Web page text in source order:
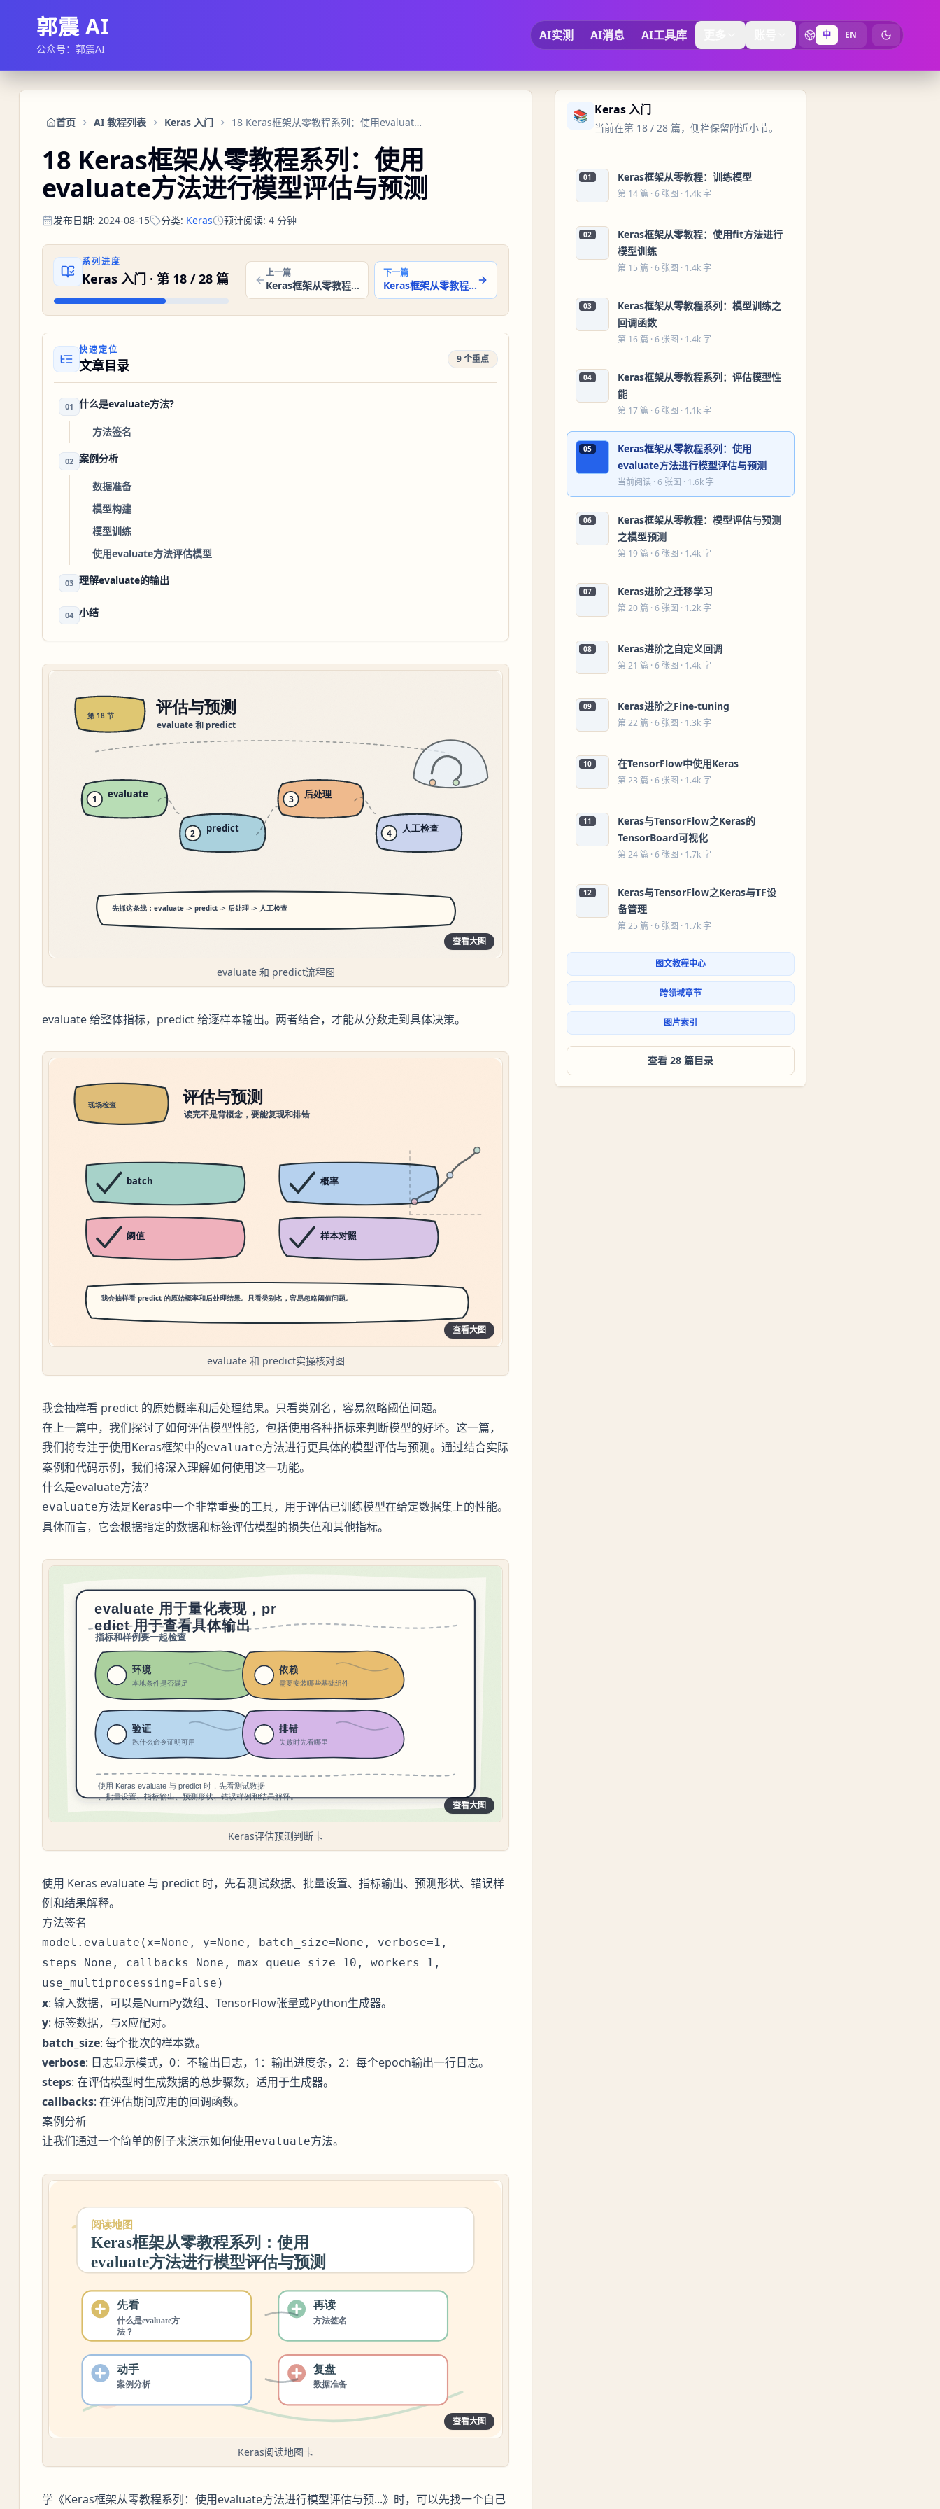
郭震 AI
公众号：郭震AI
AI实测 AI消息 AI工具库 中 EN 切换为暗黑
首页 AI 教程列表 Keras 入门 18 Keras框架从零教程系列：使用evaluate方法进行模型评估与预测
18 Keras框架从零教程系列：使用
evaluate方法进行模型评估与预测
发布日期: 2024-08-15 分类: Keras 预计阅读: 4 分钟
系列进度
Keras 入门 · 第 18/28篇 上一篇
Keras框架从零教程系列：评估模型性能
下一篇
Keras框架从零教程：模型评估与预测之模型预测
快速定位
文章目录 9 个重点
01 什么是evaluate方法?
方法签名
02 案例分析
数据准备
模型构建
模型训练
使用evaluate方法评估模型
03 理解evaluate的输出
04 小结
查看大图
evaluate 和 predict流程图
evaluate 给整体指标，predict 给逐样本输出。两者结合，才能从分数走到具体决策。
查看大图
evaluate 和 predict实操核对图
我会抽样看 predict 的原始概率和后处理结果。只看类别名，容易忽略阈值问题。
在上一篇中，我们探讨了如何评估模型性能，包括使用各种指标来判断模型的好坏。这一篇，
我们将专注于使用Keras框架中的evaluate方法进行更具体的模型评估与预测。通过结合实际
案例和代码示例，我们将深入理解如何使用这一功能。
什么是evaluate方法？
evaluate方法是Keras中一个非常重要的工具，用于评估已训练模型在给定数据集上的性能。
具体而言，它会根据指定的数据和标签评估模型的损失值和其他指标。
查看大图
Keras评估预测判断卡
使用 Keras evaluate 与 predict 时，先看测试数据、批量设置、指标输出、预测形状、错误样
例和结果解释。
方法签名
model.evaluate(x=None, y=None, batch_size=None, verbose=1,
steps=None, callbacks=None, max_queue_size=10, workers=1,
use_multiprocessing=False)
x: 输入数据，可以是NumPy数组、TensorFlow张量或Python生成器。
y: 标签数据，与x应配对。
batch_size: 每个批次的样本数。
verbose: 日志显示模式，0：不输出日志，1：输出进度条，2：每个epoch输出一行日志。
steps: 在评估模型时生成数据的总步骤数，适用于生成器。
callbacks: 在评估期间应用的回调函数。
案例分析
让我们通过一个简单的例子来演示如何使用evaluate方法。
查看大图
Keras阅读地图卡
学《Keras框架从零教程系列：使用evaluate方法进行模型评估与预...》时，可以先找一个自己
📚 Keras 入门
当前在第 18 / 28 篇，侧栏保留附近小节。
01 Keras框架从零教程：训练模型
第 14 篇 · 6 张图 · 1.4k 字
02
Keras框架从零教程：使用fit方法进行
模型训练
第 15 篇 · 6 张图 · 1.4k 字
03
Keras框架从零教程系列：模型训练之
回调函数
第 16 篇 · 6 张图 · 1.4k 字
04
Keras框架从零教程系列：评估模型性
能
第 17 篇 · 6 张图 · 1.1k 字
05
Keras框架从零教程系列：使用
evaluate方法进行模型评估与预测
当前阅读 · 6 张图 · 1.6k 字
06
Keras框架从零教程：模型评估与预测
之模型预测
第 19 篇 · 6 张图 · 1.4k 字
07 Keras进阶之迁移学习
第 20 篇 · 6 张图 · 1.2k 字
08 Keras进阶之自定义回调
第 21 篇 · 6 张图 · 1.4k 字
09 Keras进阶之Fine-tuning
第 22 篇 · 6 张图 · 1.3k 字
10 在TensorFlow中使用Keras
第 23 篇 · 6 张图 · 1.4k 字
11
Keras与TensorFlow之Keras的
TensorBoard可视化
第 24 篇 · 6 张图 · 1.7k 字
12
Keras与TensorFlow之Keras与TF设
备管理
第 25 篇 · 6 张图 · 1.7k 字
图文教程中心
跨领域章节
图片索引
查看 28 篇目录